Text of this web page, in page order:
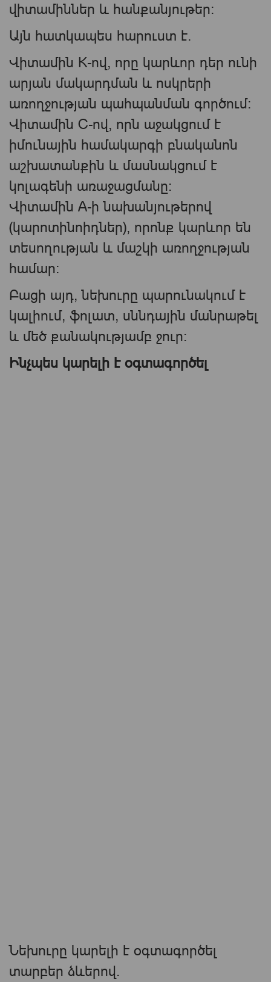
վիտամիններ և հանքանյութեր։
Այն հատկապես հարուստ է.
Վիտամին K-ով, որը կարևոր դեր ունի
արյան մակարդման և ոսկրերի
առողջության պահպանման գործում։
Վիտամին C-ով, որն աջակցում է
իմունային համակարգի բնականոն
աշխատանքին և մասնակցում է
կոլագենի առաջացմանը։
Վիտամին A-ի նախանյութերով
(կարոտինոիդներ), որոնք կարևոր են
տեսողության և մաշկի առողջության
համար։
Բացի այդ, նեխուրը պարունակում է
կալիում, ֆոլատ, սննդային մանրաթել
և մեծ քանակությամբ ջուր։
Ինչպես կարելի է օգտագործել
Նեխուրը կարելի է օգտագործել
տարբեր ձևերով.